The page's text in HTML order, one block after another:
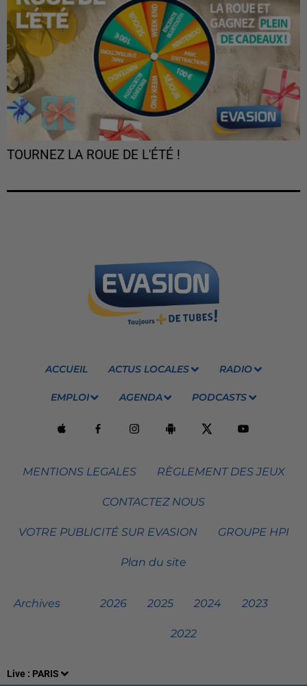
Live : PARIS
TOURNEZ LA ROUE DE L'ÉTÉ !
ACCUEIL ACTUS LOCALES RADIO
EMPLOI AGENDA PODCASTS
MENTIONS LEGALES RÈGLEMENT DES JEUX
CONTACTEZ NOUS
VOTRE PUBLICITÉ SUR EVASION GROUPE HPI
Plan du site
Archives 2026 2025 2024 2023
2022